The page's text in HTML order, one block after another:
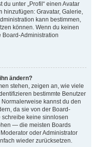
unter „Profil“ einen Avatar
hinzufügen: Gravatar, Galerie,
kann bestimmen,
können. Wenn du keinen
Board-Administration
ändern?
stehen, zeigen an, wie viele
bestimmte Benutzer
kannst du den
da sie von der Board-
keine sinnlosen
— die meisten Boards
oder Administrator
wieder zurücksetzen.